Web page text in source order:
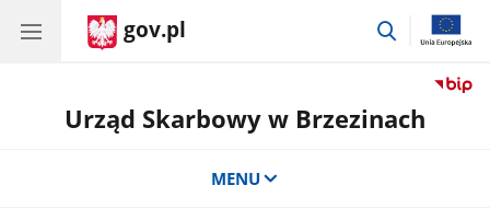
gov.pl
przejdź
Urząd Skarbowy w Brzezinach
MENU